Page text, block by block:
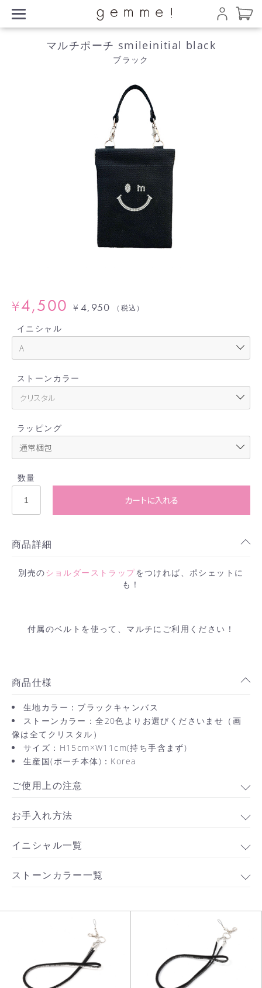
マルチポーチ smileinitial black
ブラック
¥4,500 ¥ 4,950 （税込）
イニシャル
ストーンカラー
ラッピング
数量
カートに入れる
お買い物を続ける
商品詳細
別売の ショルダーストラップをつければ、ポシェットに
も！
付属のベルトを使って、マルチにご利用ください！
商品仕様
生地カラー：ブラックキャンバス
ストーンカラー：全20色よりお選びくださいませ（画
像は全てクリスタル）
サイズ：H15cm×W11cm(持ち手含まず)
生産国(ポーチ本体)：Korea
ご使用上の注意
お手入れ方法
イニシャル一覧
ストーンカラー一覧